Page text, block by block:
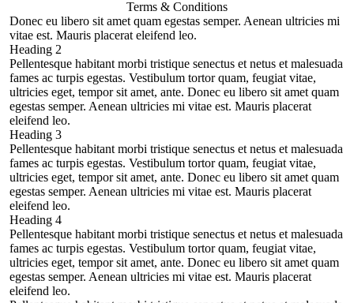
Terms & Conditions
Donec eu libero sit amet quam egestas semper. Aenean ultricies mi
vitae est. Mauris placerat eleifend leo.
Heading 2
Pellentesque habitant morbi tristique senectus et netus et malesuada
fames ac turpis egestas. Vestibulum tortor quam, feugiat vitae,
ultricies eget, tempor sit amet, ante. Donec eu libero sit amet quam
egestas semper. Aenean ultricies mi vitae est. Mauris placerat
eleifend leo.
Heading 3
Pellentesque habitant morbi tristique senectus et netus et malesuada
fames ac turpis egestas. Vestibulum tortor quam, feugiat vitae,
ultricies eget, tempor sit amet, ante. Donec eu libero sit amet quam
egestas semper. Aenean ultricies mi vitae est. Mauris placerat
eleifend leo.
Heading 4
Pellentesque habitant morbi tristique senectus et netus et malesuada
fames ac turpis egestas. Vestibulum tortor quam, feugiat vitae,
ultricies eget, tempor sit amet, ante. Donec eu libero sit amet quam
egestas semper. Aenean ultricies mi vitae est. Mauris placerat
eleifend leo.